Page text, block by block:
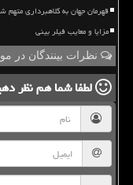
قهرمان جهان به کلاهبرداری متهم
مزایا و معایب فیلر بینی
نظرات بینندگان در
لطفا شما همنظر